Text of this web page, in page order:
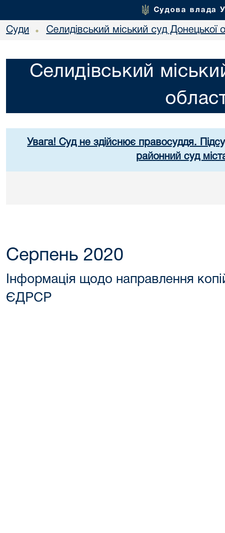
Судова влада
Суди • Селидівський міський суд Донецької
Селидівський
Увага! Суд не здійснює правосуддя.
районний суд
Серпень 2020
Інформація щодо направлення
ЄДРСР